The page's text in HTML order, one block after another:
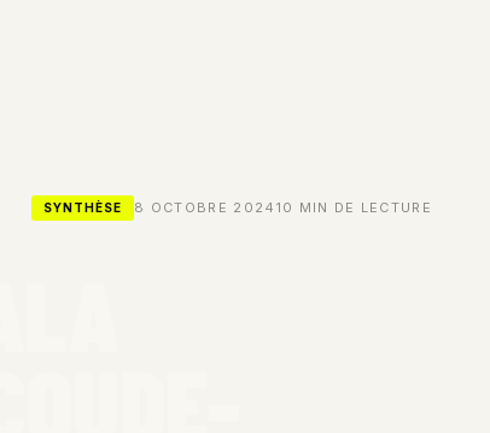
SYNTHÈSE 8 OCTOBRE 2024 10 MIN DE LECTURE